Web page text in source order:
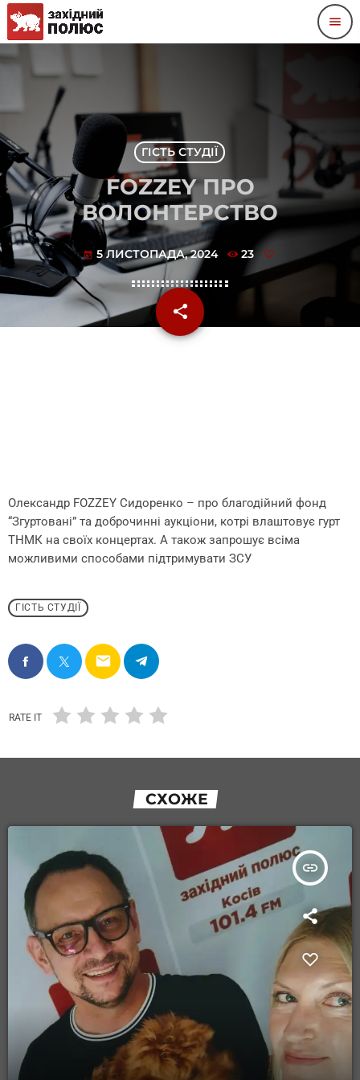
menu
ГІСТЬ СТУДІЇ
FOZZEY ПРО
ВОЛОНТЕРСТВО
today 5 ЛИСТОПАДА, 2024 23
share
email
Олександр FOZZEY Сидоренко – про благодійний фонд
“Згуртовані” та доброчинні аукціони, котрі влаштовує гурт
ТНМК на своїх концертах. А також запрошує всіма
можливими способами підтримувати ЗСУ
ГІСТЬ СТУДІЇ
email
RATE IT
СХОЖЕ
insert_link